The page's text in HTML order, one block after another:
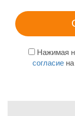
Нажимая
согласиена